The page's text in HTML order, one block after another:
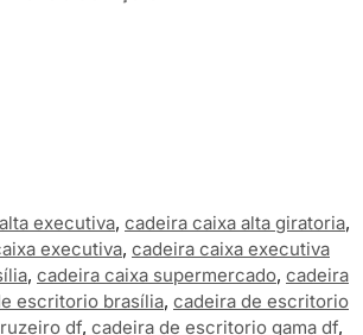
executiva, cadeira caixa alta giratoria,
executiva, cadeira caixa executiva
, cadeira caixa supermercado, cadeira
escritorio brasília, cadeira de escritorio
df, cadeira de escritorio gama df,